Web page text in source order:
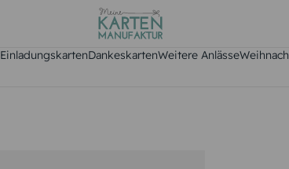
EinladungskartenDankeskartenWeitere Anlässe